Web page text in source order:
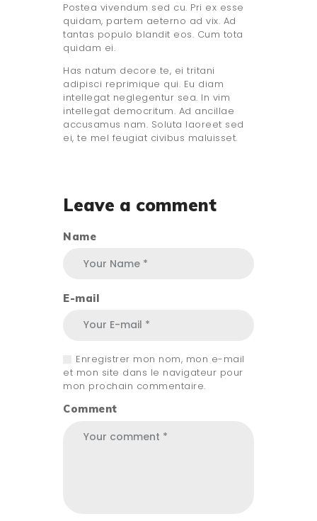
Postea vivendum sed cu. Pri ex esse
quidam, partem aeterno ad vix. Ad
tantas populo blandit eos. Cum tota
quidam ei.
Has natum decore te, ei tritani
adipisci reprimique qui. Eu diam
intellegat neglegentur sea. In vim
intellegat democritum. Ad ancillae
accusamus nam. Soluta laoreet sed
ei, te mel feugiat civibus maluisset.
Leave a comment
Name
E-mail
Enregistrer mon nom, mon e-mail
et mon site dans le navigateur pour
mon prochain commentaire.
Comment